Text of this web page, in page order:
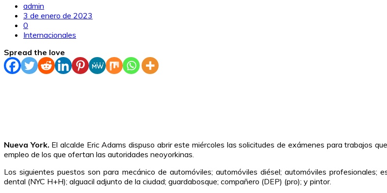
admin
3 de enero de 2023
0
Internacionales
Spread the love
Nueva York. El alcalde Eric Adams dispuso abrir este miércoles las solicitudes de exámenes para trabajos
empleo de los que ofertan las autoridades neoyorkinas.
Los siguientes puestos son para mecánico de automóviles; automóviles diésel; automóviles
dental (NYC H+H); alguacil adjunto de la ciudad; guardabosque; compañero (DEP) (pro); y pintor.